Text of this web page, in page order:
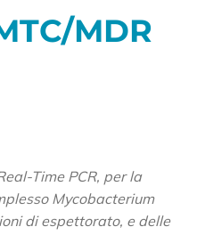
MDR
Time PCR, per la
Mycobacterium
di espettorato, e delle